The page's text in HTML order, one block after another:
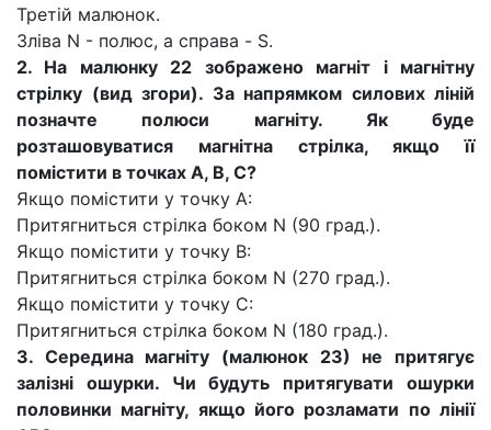
Третій малюнок.
Зліва N - полюс, а справа - S.
2. На малюнку 22 зображено магніт і магнітну
стрілку (вид згори). За напрямком силових ліній
позначте полюси магніту. Як буде
розташовуватися магнітна стрілка, якщо її
помістити в точках А, В, С?
Якщо помістити у точку A:
Притягниться стрілка боком N (90 град.).
Якщо помістити у точку B:
Притягниться стрілка боком N (270 град.).
Якщо помістити у точку C:
Притягниться стрілка боком N (180 град.).
3. Середина магніту (малюнок 23) не притягує
залізні ошурки. Чи будуть притягувати ошурки
половинки магніту, якщо його розламати по лінії